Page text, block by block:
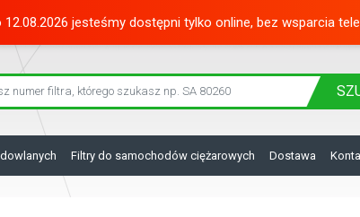
12.08.2026 jesteśmy dostępni tylko online, bez wsparcia
Filtry do samochodów ciężarowych Dostawa